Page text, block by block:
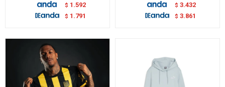
$ 1.592
$ 1.791
$ 3.432
$ 3.861